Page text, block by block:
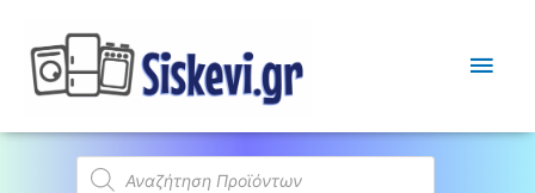
Products
search